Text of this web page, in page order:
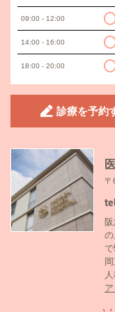
09:00 - 12:00
14:00 - 16:00
18:00 - 20:00
診療を予約